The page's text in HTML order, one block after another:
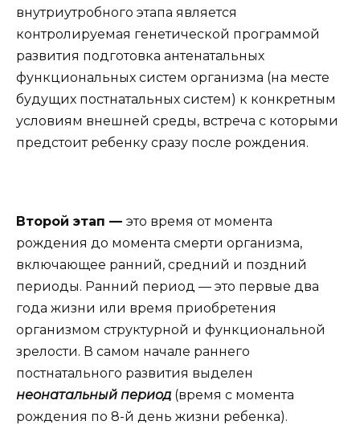
внутриутробного этапа является
контролируемая генетической программой
развития подготовка антенатальных
функциональных систем организма (на месте
будущих постнатальных систем) к конкретным
условиям внешней среды, встреча с которыми
предстоит ребенку сразу после рождения.
Второй этап — это время от момента
рождения до момента смерти организма,
включающее ранний, средний и поздний
периоды. Ранний период — это первые два
года жизни или время приобретения
организмом структурной и функциональной
зрелости. В самом начале раннего
постнатального развития выделен
неонатальный период (время с момента
рождения по 8-й день жизни ребенка).